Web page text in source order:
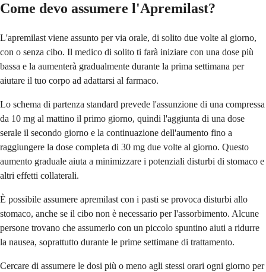
Come devo assumere l'Apremilast?
L'apremilast viene assunto per via orale, di solito due volte al giorno,
con o senza cibo. Il medico di solito ti farà iniziare con una dose più
bassa e la aumenterà gradualmente durante la prima settimana per
aiutare il tuo corpo ad adattarsi al farmaco.
Lo schema di partenza standard prevede l'assunzione di una compressa
da 10 mg al mattino il primo giorno, quindi l'aggiunta di una dose
serale il secondo giorno e la continuazione dell'aumento fino a
raggiungere la dose completa di 30 mg due volte al giorno. Questo
aumento graduale aiuta a minimizzare i potenziali disturbi di stomaco e
altri effetti collaterali.
È possibile assumere apremilast con i pasti se provoca disturbi allo
stomaco, anche se il cibo non è necessario per l'assorbimento. Alcune
persone trovano che assumerlo con un piccolo spuntino aiuti a ridurre
la nausea, soprattutto durante le prime settimane di trattamento.
Cercare di assumere le dosi più o meno agli stessi orari ogni giorno per